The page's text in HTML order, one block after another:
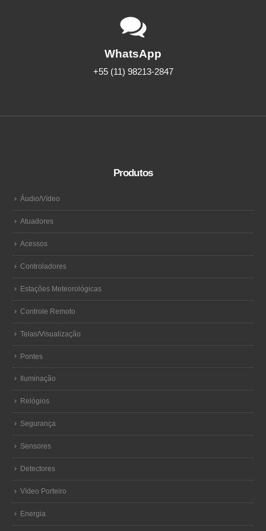
WhatsApp
+55 (11) 98213-2847
Produtos
Áudio/Vídeo
Atuadores
Acessos
Controladores
Estações Meteorológicas
Controle Remoto
Telas/Visualização
Pontes
Iluminação
Relógios
Segurança
Sensores
Detectores
Vídeo Porteiro
Energia